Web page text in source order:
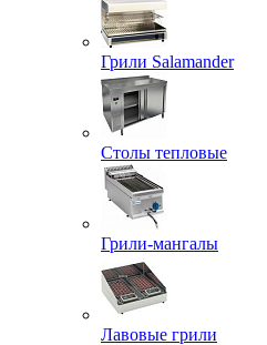
Грили Salamander
Столы тепловые
Грили-мангалы
Лавовые грили